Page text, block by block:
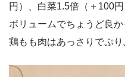
円）、白菜1.5倍（＋100
ボリュームでちょうど良か
鶏もも肉はあっさりでぷ